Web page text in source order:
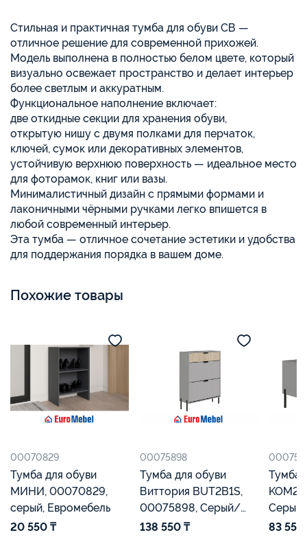
Стильная и практичная тумба для обуви СВ —
отличное решение для современной прихожей.
Модель выполнена в полностью белом цвете, который
визуально освежает пространство и делает интерьер
более светлым и аккуратным.
Функциональное наполнение включает:
две откидные секции для хранения обуви,
открытую нишу с двумя полками для перчаток,
ключей, сумок или декоративных элементов,
устойчивую верхнюю поверхность — идеальное место
для фоторамок, книг или вазы.
Минималистичный дизайн с прямыми формами и
лаконичными чёрными ручками легко впишется в
любой современный интерьер.
Эта тумба — отличное сочетание эстетики и удобства
для поддержания порядка в вашем доме.
Похожие товары
00070829
Тумба для обуви
МИНИ, 00070829,
серый, Евромебель
20 550 ₸
00075898
Тумба для обуви
Виттория BUT2B1S,
00075898, Серый/
Французская ель,
138 550 ₸
Тумба
Серый,
83 550